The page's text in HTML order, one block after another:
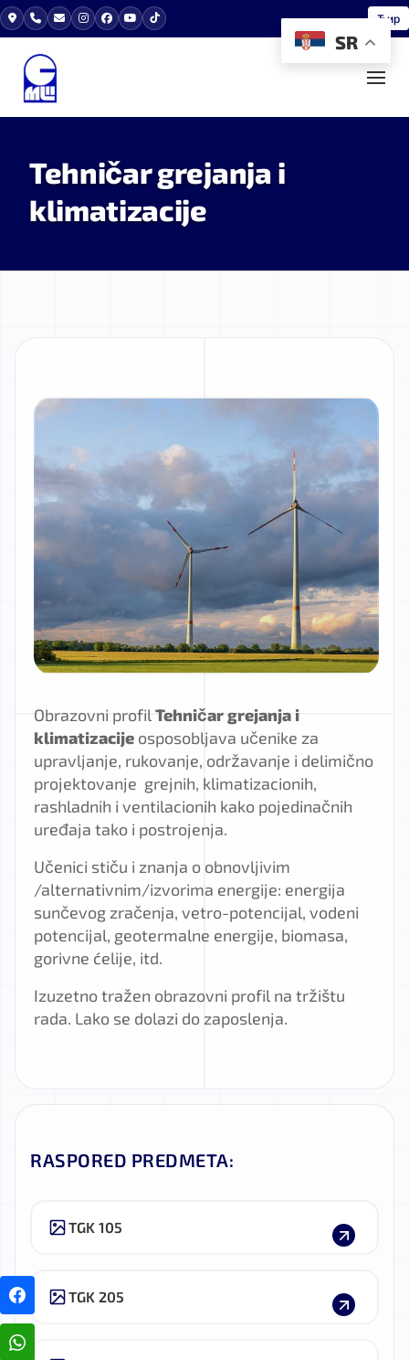
Ћир
Tehničar grejanja i
klimatizacije
Obrazovni profilTehničar grejanja i
klimatizacije osposobljava učenike za
upravljanje, rukovanje, održavanje i delimično
projektovanje grejnih, klimatizacionih,
rashladnih i ventilacionih kako pojedinačnih
uređaja tako i postrojenja.
Učenici stiču i znanja o obnovljivim
/alternativnim/izvorima energije: energija
sunčevog zračenja, vetro-potencijal, vodeni
potencijal, geotermalne energije, biomasa,
gorivne ćelije, itd.
Izuzetno tražen obrazovni profil na tržištu
rada. Lako se dolazi do zaposlenja.
RASPORED PREDMETA:
TGK 105
TGK 205
SR